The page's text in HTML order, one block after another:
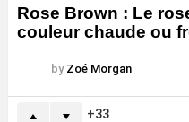
Rose Brown : Le
couleur chaude ou
by Zoé Morgan
33